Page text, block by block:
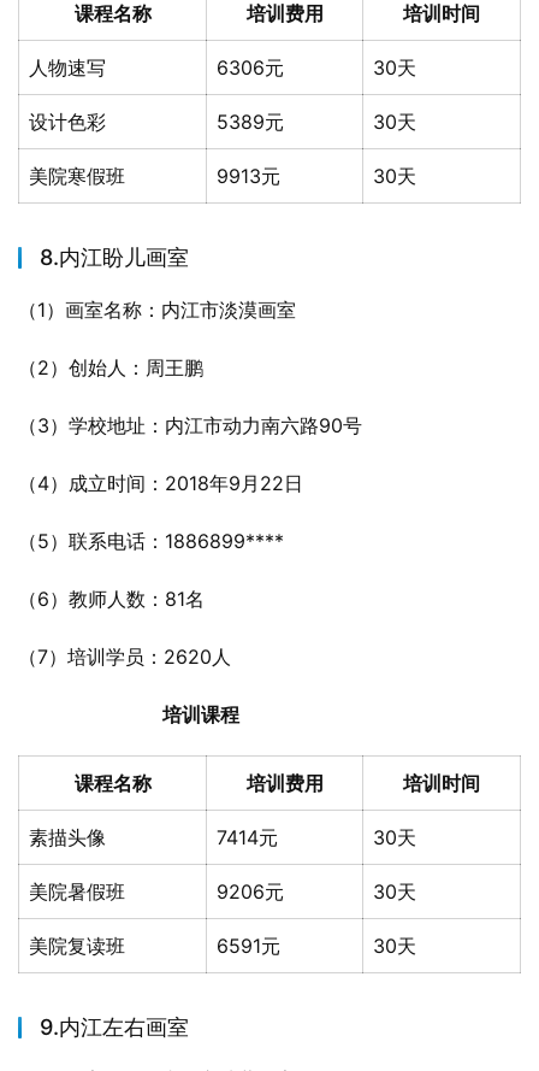
课程名称 培训费用 培训时间
人物速写 6306元 30天
设计色彩 5389元 30天
美院寒假班 9913元 30天
8.内江盼儿画室
（1）画室名称：内江市淡漠画室
（2）创始人：周王鹏
（3）学校地址：内江市动力南六路90号
（4）成立时间：2018年9月22日
（5）联系电话：1886899****
（6）教师人数：81名
（7）培训学员：2620人
培训课程
课程名称 培训费用 培训时间
素描头像 7414元 30天
美院暑假班 9206元 30天
美院复读班 6591元 30天
9.内江左右画室